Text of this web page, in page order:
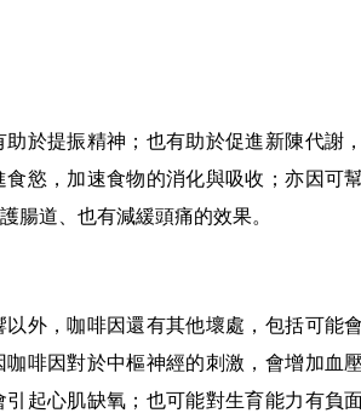
於提振精神；也有助於促進新陳代謝
慾，加速食物的消化與吸收；亦因可
腸道、也有減緩頭痛的效果。
外，咖啡因還有其他壞處，包括可能
啡因對於中樞神經的刺激，會增加血
起心肌缺氧；也可能對生育能力有負